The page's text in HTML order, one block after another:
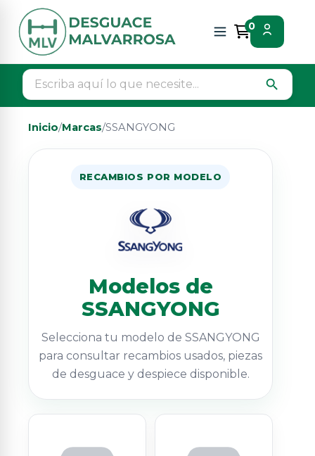
0
search
Inicio/Marcas/SSANGYONG
RECAMBIOS POR MODELO
Modelos de
SSANGYONG
Selecciona tu modelo de SSANGYONG
para consultar recambios usados, piezas
de desguace y despiece disponible.